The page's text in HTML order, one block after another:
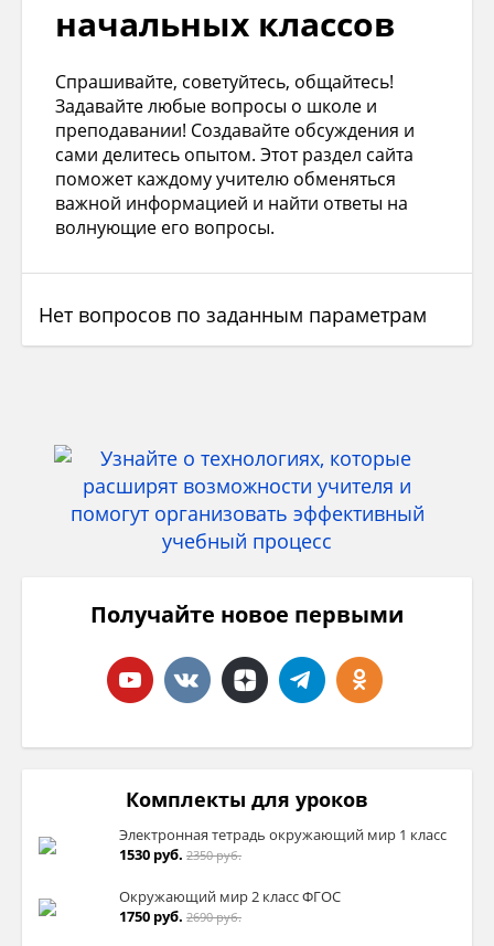
начальных классов
Спрашивайте, советуйтесь, общайтесь!
Задавайте любые вопросы о школе и
преподавании! Создавайте обсуждения и
сами делитесь опытом. Этот раздел сайта
поможет каждому учителю обменяться
важной информацией и найти ответы на
волнующие его вопросы.
Нет вопросов по заданным параметрам
Получайте новое первыми
Комплекты для уроков
Электронная тетрадь окружающий мир 1 класс
1530 руб. 2350 руб.
Окружающий мир 2 класс ФГОС
1750 руб. 2690 руб.